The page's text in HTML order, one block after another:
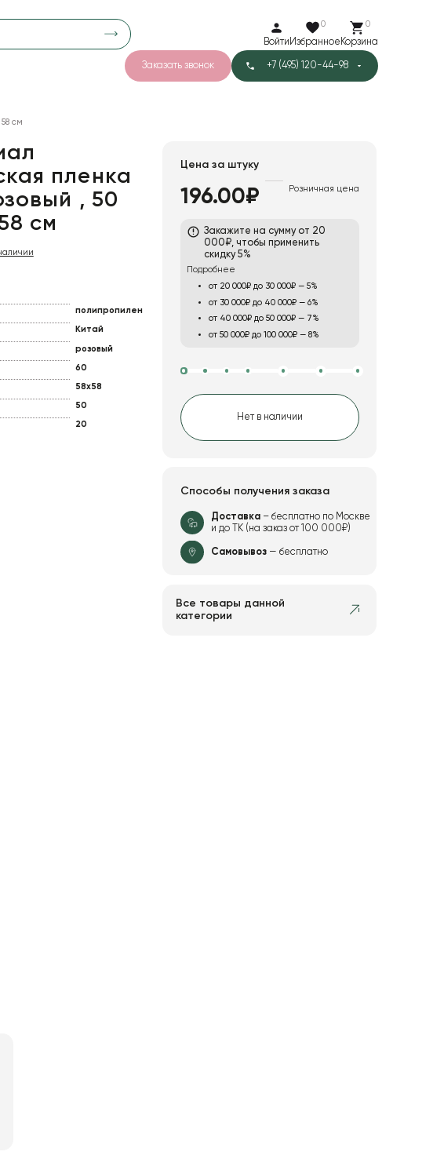
Войти
0
Избранное
0
Корзина
Заказать звонок +7 (495) 120-44-98
6
см
пленка
, 50
см
полипропилен
Китай
розовый
60
58x58
50
20
Цена за штуку
196.00₽ Розничная цена
Закажите на сумму от 20
000₽, чтобы применить
скидку 5%
Подробнее
от 20 000₽ до 30 000₽ — 5%
от 30 000₽ до 40 000₽ — 6%
от 40 000₽ до 50 000₽ — 7%
от 50 000₽ до 100 000₽ — 8%
Нет в наличии
Способы получения заказа
Доставка– бесплатно по Москве
и до ТК (на заказ от 100 000₽)
Самовывоз— бесплатно
Все товары данной
категории